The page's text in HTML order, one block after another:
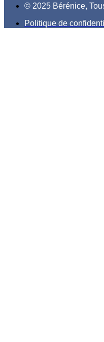
© 2025 Bérénice,
Politique de